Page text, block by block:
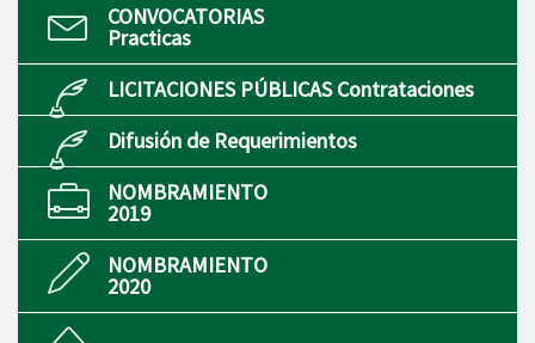
CONVOCATORIAS
Practicas
LICITACIONES PÚBLICAS Contrataciones
Difusión de Requerimientos
NOMBRAMIENTO
2019
NOMBRAMIENTO
2020